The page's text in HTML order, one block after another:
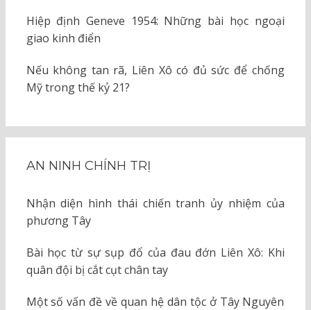
Hiệp định Geneve 1954: Những bài học ngoại
giao kinh điển
Nếu không tan rã, Liên Xô có đủ sức để chống
Mỹ trong thế kỷ 21?
AN NINH CHÍNH TRỊ
Nhận diện hình thái chiến tranh ủy nhiệm của
phương Tây
Bài học từ sự sụp đổ của đau đớn Liên Xô: Khi
quân đội bị cắt cụt chân tay
Một số vấn đề về quan hệ dân tộc ở Tây Nguyên